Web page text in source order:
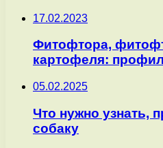
17.02.2023
Фитофтора,
картофеля:
05.02.2025
Что нужно узнать,
собаку